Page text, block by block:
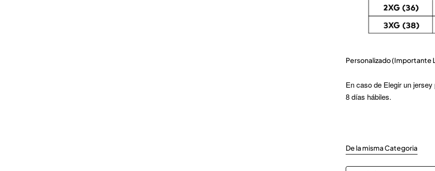
Personalizado (Importante
En caso de Elegir un
8 días hábiles.
De la misma Categoria